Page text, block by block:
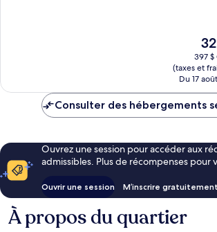
Le
prix
est
de
397 $
(taxes et
Du 17
Consulter des hébergements
Ouvrez une session pour accéder aux
admissibles. Plus de récompenses pour
Ouvrir une session M’inscrire gratuitement
À propos du quartier